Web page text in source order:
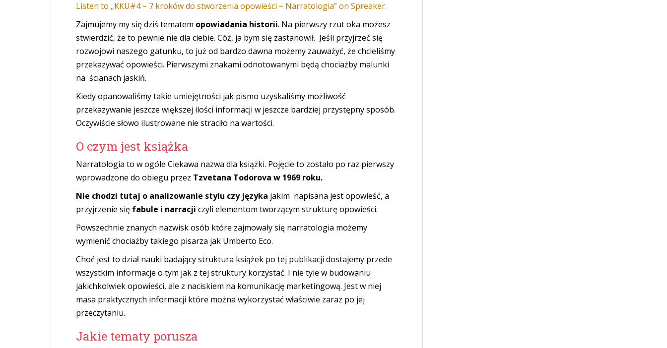
Listen to „KKU#4 – 7 kroków do stworzenia opowieści – Narratologia” on Spreaker.
Zajmujemy my się dziś tematem opowiadania historii. Na pierwszy rzut oka możesz
stwierdzić, że to pewnie nie dla ciebie. Cóż, ja bym się zastanowił. Jeśli przyjrzeć się
rozwojowi naszego gatunku, to już od bardzo dawna możemy zauważyć, że chcieliśmy
przekazywać opowieści. Pierwszymi znakami odnotowanymi będą chociażby malunki
na ścianach jaskiń.
Kiedy opanowaliśmy takie umiejętności jak pismo uzyskaliśmy możliwość
przekazywanie jeszcze większej ilości informacji w jeszcze bardziej przystępny sposób.
Oczywiście słowo ilustrowane nie straciło na wartości.
O czym jest książka
Narratologia to w ogóle Ciekawa nazwa dla książki. Pojęcie to zostało po raz pierwszy
wprowadzone do obiegu przez Tzvetana Todorova w 1969 roku.
Nie chodzi tutaj o analizowanie stylu czy języka jakim napisana jest opowieść, a
przyjrzenie się fabule i narracji czyli elementom tworzącym strukturę opowieści.
Powszechnie znanych nazwisk osób które zajmowały się narratologia możemy
wymienić chociażby takiego pisarza jak Umberto Eco.
Choć jest to dział nauki badający struktura książek po tej publikacji dostajemy przede
wszystkim informacje o tym jak z tej struktury korzystać. I nie tyle w budowaniu
jakichkolwiek opowieści, ale z naciskiem na komunikację marketingową. Jest w niej
masa praktycznych informacji które można wykorzystać właściwie zaraz po jej
przeczytaniu.
Jakie tematy porusza